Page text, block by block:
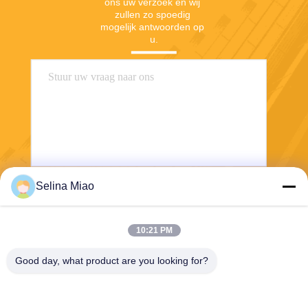
ons uw verzoek en wij
zullen zo spoedig
mogelijk antwoorden op
u.
Selina Miao
10:21 PM
Good day, what product are you looking for?